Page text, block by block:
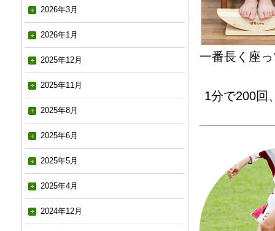
2026年3月
2026年1月
2025年12月
2025年11月
2025年8月
2025年6月
2025年5月
2025年4月
2024年12月
一番長く座
1分で200回